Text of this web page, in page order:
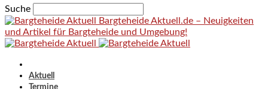
Suche
Bargteheide Aktuell.de – Neuigkeiten
und Artikel für Bargteheide und Umgebung!
Aktuell
Termine